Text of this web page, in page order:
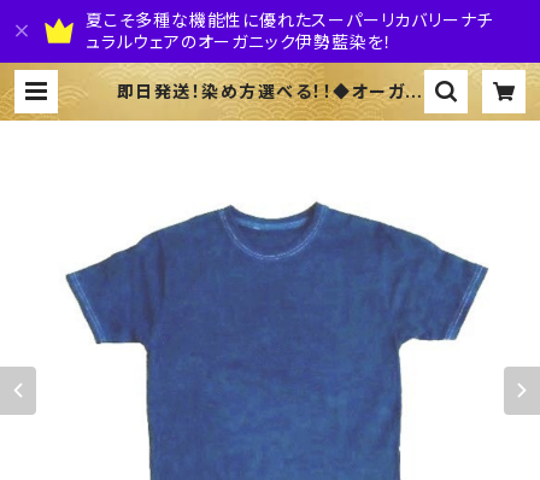
夏こそ多種な機能性に優れたスーパーリカバリーナチ
ュラルウェアのオーガニック伊勢藍染を！
即日発送！染め方選べる！！◆オーガニ
ックコットン Ｔシャツ（Ｌサイズ）長袖